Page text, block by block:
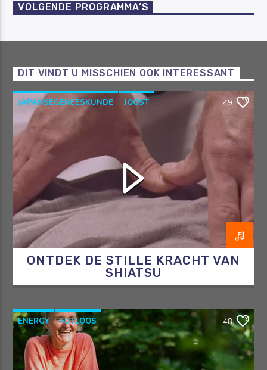
VOLGENDE PROGRAMMA’S
DIT VINDT U MISSCHIEN OOK INTERESSANT
JAPANSEGENEESKUNDE
JOOST
OOSTERSEGENEESKUNDE
RAZO & ZORG
SHIATSU
49
ONTDEK DE STILLE KRACHT VAN
SHIATSU
ENERGY
FUTLOOS
HORMOONTHERAPEUT
OVERGANG
RAZO & ZORG
48